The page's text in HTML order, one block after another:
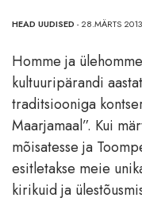
HEAD UUDISED - 28.MÄRTS 2013
Homme ja
kultuuripärandi
traditsiooniga
Maarjamaal”. Kui
mõisatesse ja
esitletakse meie
kirikuid ja